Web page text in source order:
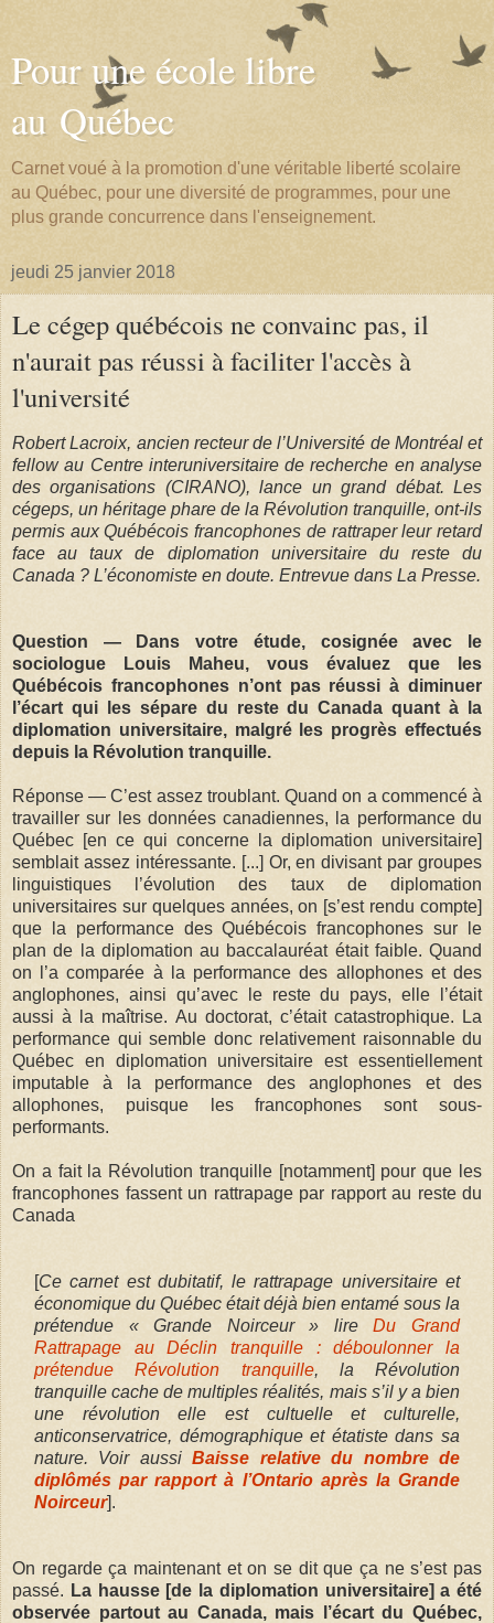
Pour une école libre
au Québec
Carnet voué à la promotion d'une véritable liberté scolaire
au Québec, pour une diversité de programmes, pour une
plus grande concurrence dans l'enseignement.
jeudi 25 janvier 2018
Le cégep québécois ne convainc pas, il
n'aurait pas réussi à faciliter l'accès à
l'université
Robert Lacroix, ancien recteur de l’Université de Montréal et
fellow au Centre interuniversitaire de recherche en analyse
des organisations (CIRANO), lance un grand débat. Les
cégeps, un héritage phare de la Révolution tranquille, ont-ils
permis aux Québécois francophones de rattraper leur retard
face au taux de diplomation universitaire du reste du
Canada ? L’économiste en doute. Entrevue dans La Presse.
Question — Dans votre étude, cosignée avec le
sociologue Louis Maheu, vous évaluez que les
Québécois francophones n’ont pas réussi à diminuer
l’écart qui les sépare du reste du Canada quant à la
diplomation universitaire, malgré les progrès effectués
depuis la Révolution tranquille.
Réponse — C’est assez troublant. Quand on a commencé à
travailler sur les données canadiennes, la performance du
Québec [en ce qui concerne la diplomation universitaire]
semblait assez intéressante. [...] Or, en divisant par groupes
linguistiques l’évolution des taux de diplomation
universitaires sur quelques années, on [s’est rendu compte]
que la performance des Québécois francophones sur le
plan de la diplomation au baccalauréat était faible. Quand
on l’a comparée à la performance des allophones et des
anglophones, ainsi qu’avec le reste du pays, elle l’était
aussi à la maîtrise. Au doctorat, c’était catastrophique. La
performance qui semble donc relativement raisonnable du
Québec en diplomation universitaire est essentiellement
imputable à la performance des anglophones et des
allophones, puisque les francophones sont sous-
performants.
On a fait la Révolution tranquille [notamment] pour que les
francophones fassent un rattrapage par rapport au reste du
Canada
[Ce carnet est dubitatif, le rattrapage universitaire et
économique du Québec était déjà bien entamé sous la
prétendue « Grande Noirceur » lireDu Grand
Rattrapage au Déclin tranquille : déboulonner la
prétendue Révolution tranquille, la Révolution
tranquille cache de multiples réalités, mais s’il y a bien
une révolution elle est cultuelle et culturelle,
anticonservatrice, démographique et étatiste dans sa
nature. Voir aussi Baisse relative du nombre de
diplômés par rapport à l’Ontario après la Grande
Noirceur].
On regarde ça maintenant et on se dit que ça ne s’est pas
passé. La hausse [de la diplomation universitaire] a été
observée partout au Canada, mais l’écart du Québec,